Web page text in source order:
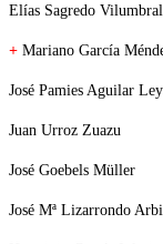
Elías Sagredo
+ Mariano García
José Pamies Aguilar
Juan Urroz Zuazu
José Goebels Müller
José Mª Lizarrondo